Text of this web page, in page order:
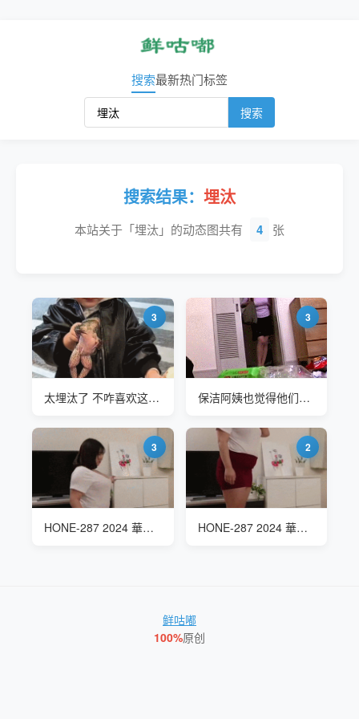
搜索最新热门标签
搜索
搜索结果： 埋汰
本站关于「埋汰」的动态图共有 4 张
3
太埋汰了 不咋喜欢这个有点酷的女孩
3
保洁阿姨也觉得他们家太埋汰了
3
HONE-287 2024 華澄結愛(华澄结爱 Yua Kasumi) 继子的房间太埋汰了
2
HONE-287 2024 華澄結愛(华澄结爱 Yua Kasumi) 继子的房间太埋汰了
鲜咕嘟
100%原创